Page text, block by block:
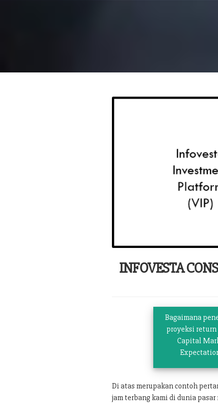
INFOVESTA
Bagaimana
proyeksi return
Capital
Di atas merupakan contoh
jam terbang kami di dunia